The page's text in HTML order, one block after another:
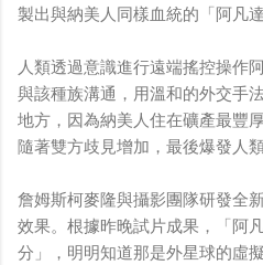
製出與納美人同樣血統的「阿凡達
人類透過意識進行遠端搖控操作
與該種族溝通，用溫和的外交手
地方，因為納美人住在礦產最豐
隨著雙方歧見增加，最後爆發人
詹姆斯柯麥隆與攝影團隊研發全
效果。根據昨晚試片成果，「阿
分」，明明知道那是外星球的虛